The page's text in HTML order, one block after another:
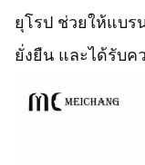
ยุโรป ช่วยให้แบ
ยั่งยืน และได้รับค